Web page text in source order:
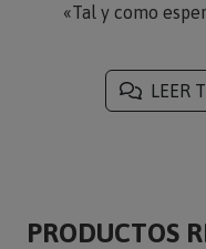
«Tal y como
LEER
PRODUCTOS